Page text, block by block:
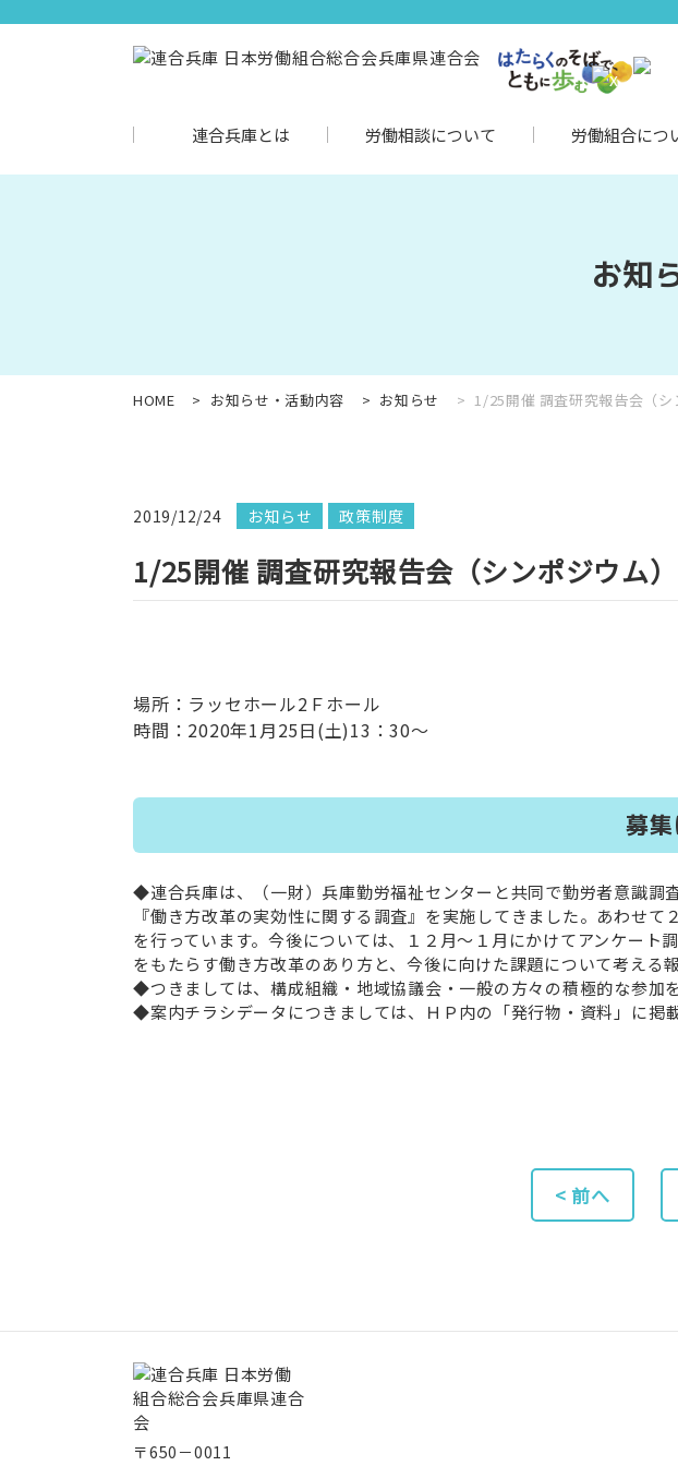
連合兵庫とは 労働相談について 労働組合につ
お知
HOME お知らせ・活動内容 お知らせ 1/25開催 調査研究報告会（
2019/12/24 お知らせ 政策制度
1/25開催 調査研究報告会（シンポジウム
場所：ラッセホール2Ｆホール
時間：2020年1月25日(土)13：30～
募
◆連合兵庫は、（一財）兵庫勤労福祉センターと共同で勤労者意識調
『働き方改革の実効性に関する調査』を実施してきました。あわせ
を行っています。今後については、１２月～１月にかけてアンケー
をもたらす働き方改革のあり方と、今後に向けた課題について考える
◆つきましては、構成組織・地域協議会・一般の方々の積極的な参加
◆案内チラシデータにつきましては、ＨＰ内の「発行物・資料」に掲
< 前へ
〒650－0011